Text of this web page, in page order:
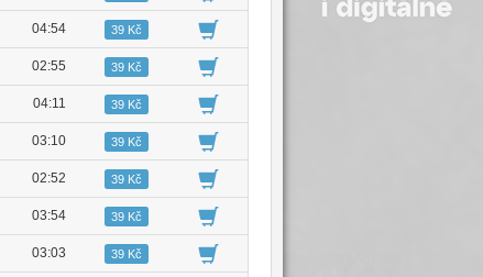
04:54 39 Kč
02:55 39 Kč
04:11 39 Kč
03:10 39 Kč
02:52 39 Kč
03:54 39 Kč
03:03 39 Kč